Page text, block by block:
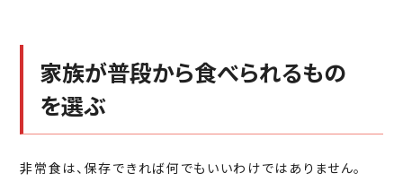
家族が普段から食べられるもの
を選ぶ
非常食は、保存できれば何でもいいわけではありません。